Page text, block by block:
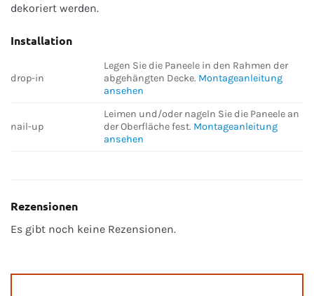
dekoriert werden.
Installation
drop-in
Legen Sie die Paneele in den Rahmen der
abgehängten Decke. Montageanleitung
ansehen
nail-up
Leimen und/oder nageln Sie die Paneele an
der Oberfläche fest. Montageanleitung
ansehen
Rezensionen
Es gibt noch keine Rezensionen.